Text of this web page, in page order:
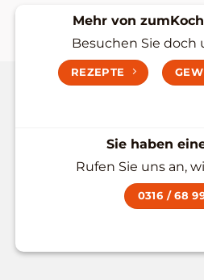
Mehr von
Besuchen Sie doch
REZEPTE
Sie haben
Rufen Sie uns an,
0316 / 68